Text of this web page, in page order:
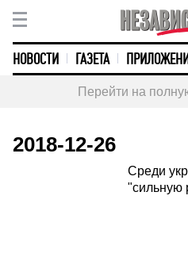
НОВОСТИ ГАЗЕТА
Перейти на
2018-12-26
Среди
"сильную